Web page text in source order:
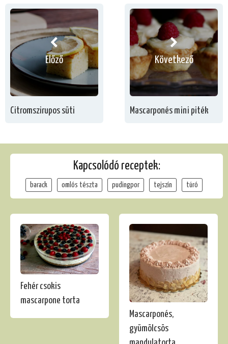
Előző
Citromszirupos süti
Következő
Mascarponés mini piték
Kapcsolódó receptek:
barack omlós tészta pudingpor tejszín túró
Fehér csokis
mascarpone torta
Mascarponés,
gyümölcsös